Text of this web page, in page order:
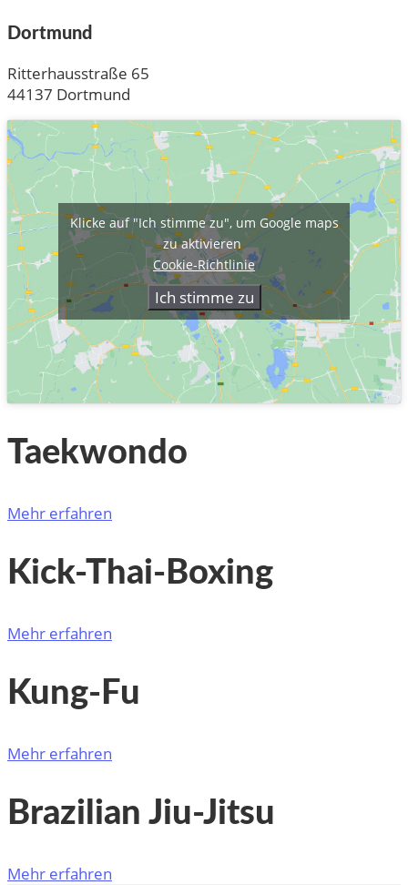
Dortmund
Ritterhausstraße 65
44137 Dortmund
Klicke auf "Ich stimme zu", um Google maps
zu aktivieren
Cookie-Richtlinie
Ich stimme zu
Taekwondo
Mehr erfahren
Kick-Thai-Boxing
Mehr erfahren
Kung-Fu
Mehr erfahren
Brazilian Jiu-Jitsu
Mehr erfahren